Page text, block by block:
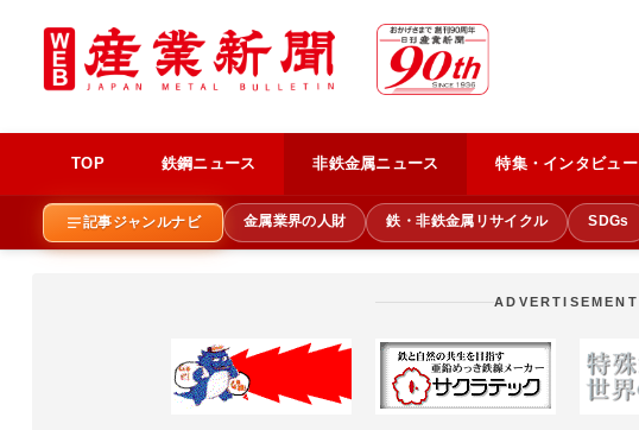
TOP 鉄鋼ニュース 非鉄金属ニュース 特集・インタビュー
記事ジャンルナビ 金属業界の人財 鉄・非鉄金属リサイクル SDGs
ADVERTISEMENT